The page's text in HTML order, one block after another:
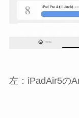
左：iPadAir5の